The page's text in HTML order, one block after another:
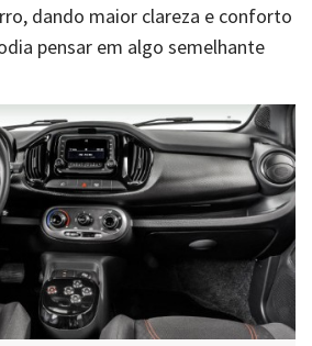
dando maior clareza e conforto
pensar em algo semelhante